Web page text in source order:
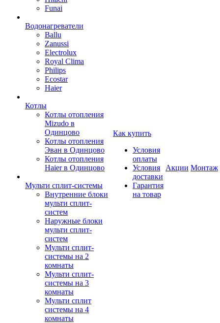
Funai
Водонагреватели
Ballu
Zanussi
Electrolux
Royal Clima
Philips
Ecostar
Haier
Котлы
Котлы отопления
Mizudo в
Одинцово
Котлы отопления
Эван в Одинцово
Котлы отопления
Haier в Одинцово
Мульти сплит-системы
Внутренние блоки
мульти сплит-
систем
Наружные блоки
мульти сплит-
систем
Мульти сплит-
системы на 2
комнаты
Мульти сплит-
системы на 3
комнаты
Мульти сплит
системы на 4
комнаты
Как купить
Условия
оплаты
Условия
доставки
Гарантия
на товар
Акции Монтаж